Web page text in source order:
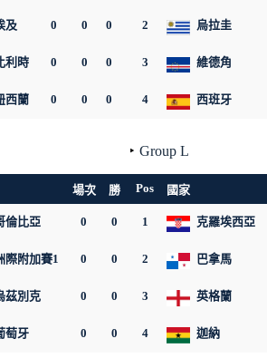
0
0
及 0 0 0 0 0
利時 0 0 0 0 0
西蘭 0 0 0 0 0
2 烏拉圭
3 維德角
4 西班牙
0
0
0
0
場次 勝 平 負 淨勝
倫比亞 0 0 0
際附加賽1 0 0 0
茲別克 0 0 0 0
萄牙 0 0 0
Group L
Pos 國家
1 克羅埃西亞
2 巴拿馬
3 英格蘭
4 迦納